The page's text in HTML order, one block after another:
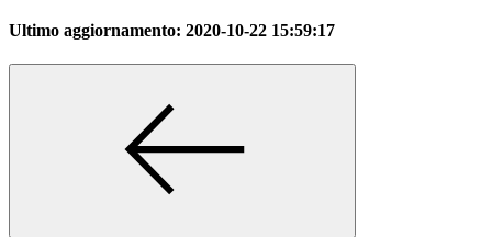
Ultimo aggiornamento: 2020-10-22 15:59:17